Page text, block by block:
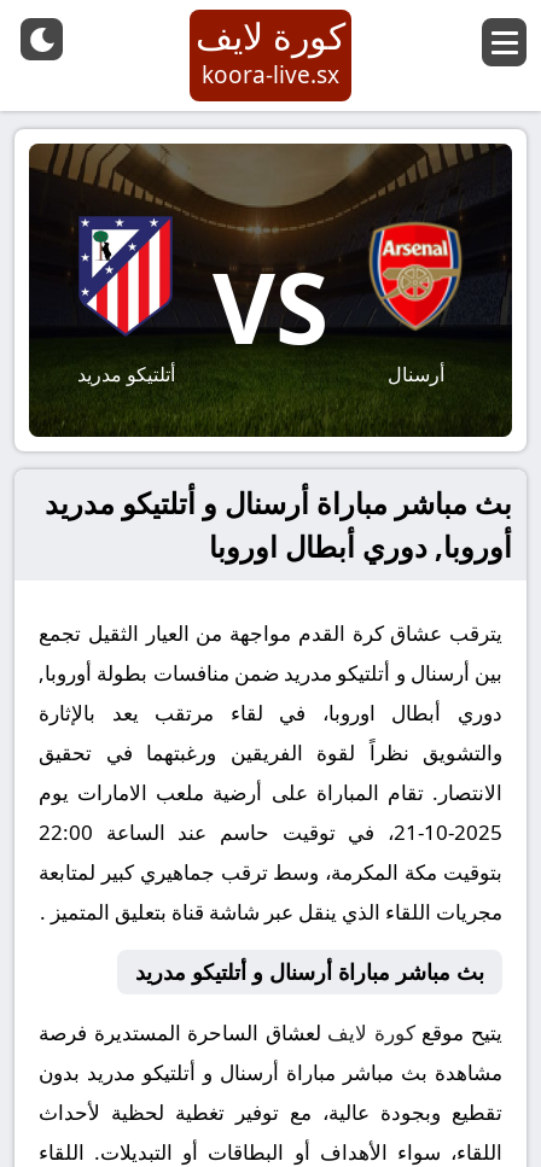
كورة لايف
koora-live.sx
أرسنال
VS
أتلتيكو مدريد
بث مباشر مباراة أرسنال و أتلتيكو مدريد
أوروبا, دوري أبطال اوروبا
يترقب عشاق كرة القدم مواجهة من العيار الثقيل تجمع
بين أرسنال و أتلتيكو مدريد ضمن منافسات بطولة أوروبا,
دوري أبطال اوروبا، في لقاء مرتقب يعد بالإثارة
والتشويق نظراً لقوة الفريقين ورغبتهما في تحقيق
الانتصار. تقام المباراة على أرضية ملعب الامارات يوم
2025-10-21، في توقيت حاسم عند الساعة 22:00
بتوقيت مكة المكرمة، وسط ترقب جماهيري كبير لمتابعة
مجريات اللقاء الذي ينقل عبر شاشة قناة بتعليق المتميز .
بث مباشر مباراة أرسنال و أتلتيكو مدريد
يتيح موقعكورة لايف لعشاق الساحرة المستديرة فرصة
مشاهدة بث مباشر مباراة أرسنال و أتلتيكو مدريد بدون
تقطيع وبجودة عالية، مع توفير تغطية لحظية لأحداث
اللقاء، سواء الأهداف أو البطاقات أو التبديلات. اللقاء